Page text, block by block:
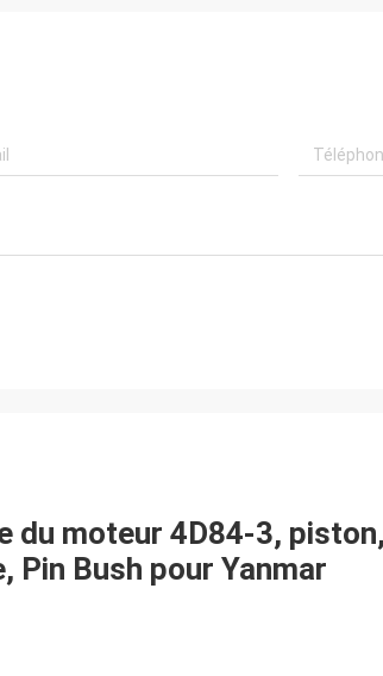
du moteur 4D84-3,
Pin Bush pour Yanmar